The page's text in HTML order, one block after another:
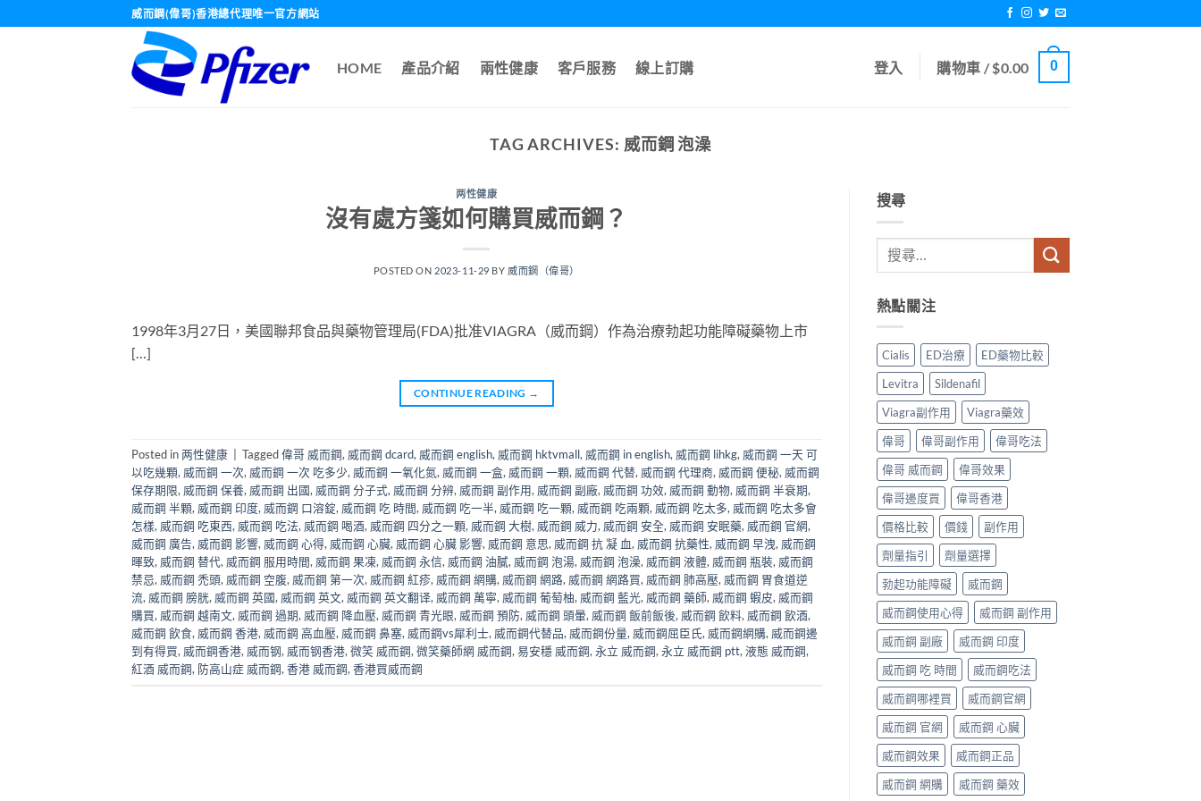
to
威而鋼(偉哥)香港總代理唯一官方網站
HOME 產品介紹 兩性健康 客戶服務 線上訂購 登入 購物車 /$0.00 0
TAG ARCHIVES: 威而鋼 泡澡
两性健康
沒有處方箋如何購買威而鋼？
POSTED ON 2023-11-29 BY 威而鋼（偉哥）
1998年3月27日，美國聯邦食品與藥物管理局(FDA)批准VIAGRA（威而鋼）作為治療勃起功能障礙藥物上市
[…]
CONTINUE READING →
Posted in两性健康 Tagged偉哥 威而鋼, 威而鋼 dcard, 威而鋼 english, 威而鋼 hktvmall, 威而鋼 in english, 威而鋼 lihkg, 威而鋼 一天 可
以吃幾顆, 威而鋼 一次, 威而鋼 一次 吃多少, 威而鋼 一氧化氮, 威而鋼 一盒, 威而鋼 一顆, 威而鋼 代替, 威而鋼 代理商, 威而鋼 便秘, 威而鋼
保存期限, 威而鋼 保養, 威而鋼 出國, 威而鋼 分子式, 威而鋼 分辨, 威而鋼 副作用, 威而鋼 副廠, 威而鋼 功效, 威而鋼 動物, 威而鋼 半衰期,
威而鋼 半顆, 威而鋼 印度, 威而鋼 口溶錠, 威而鋼 吃 時間, 威而鋼 吃一半, 威而鋼 吃一顆, 威而鋼 吃兩顆, 威而鋼 吃太多, 威而鋼 吃太多會
怎樣, 威而鋼 吃東西, 威而鋼 吃法, 威而鋼 喝酒, 威而鋼 四分之一顆, 威而鋼 大樹, 威而鋼 威力, 威而鋼 安全, 威而鋼 安眠藥, 威而鋼 官網,
威而鋼 廣告, 威而鋼 影響, 威而鋼 心得, 威而鋼 心臟, 威而鋼 心臟 影響, 威而鋼 意思, 威而鋼 抗 凝 血, 威而鋼 抗藥性, 威而鋼 早洩, 威而鋼
暉致, 威而鋼 替代, 威而鋼 服用時間, 威而鋼 果凍, 威而鋼 永信, 威而鋼 油膩, 威而鋼 泡湯, 威而鋼 泡澡, 威而鋼 液體, 威而鋼 瓶裝, 威而鋼
禁忌, 威而鋼 禿頭, 威而鋼 空腹, 威而鋼 第一次, 威而鋼 紅疹, 威而鋼 網購, 威而鋼 網路, 威而鋼 網路買, 威而鋼 肺高壓, 威而鋼 胃食道逆
流, 威而鋼 膀胱, 威而鋼 英國, 威而鋼 英文, 威而鋼 英文翻译, 威而鋼 萬寧, 威而鋼 葡萄柚, 威而鋼 藍光, 威而鋼 藥師, 威而鋼 蝦皮, 威而鋼
購買, 威而鋼 越南文, 威而鋼 過期, 威而鋼 降血壓, 威而鋼 青光眼, 威而鋼 預防, 威而鋼 頭暈, 威而鋼 飯前飯後, 威而鋼 飲料, 威而鋼 飲酒,
威而鋼 飲食, 威而鋼 香港, 威而鋼 高血壓, 威而鋼 鼻塞, 威而鋼vs犀利士, 威而鋼代替品, 威而鋼份量, 威而鋼屈臣氏, 威而鋼網購, 威而鋼邊
到有得買, 威而鋼香港, 威而钢, 威而钢香港, 微笑 威而鋼, 微笑藥師網 威而鋼, 易安穩 威而鋼, 永立 威而鋼, 永立 威而鋼 ptt, 液態 威而鋼,
紅酒 威而鋼, 防高山症 威而鋼, 香港 威而鋼, 香港買威而鋼
搜尋
熱點關注
Cialis ED治療
ED藥物比較
Levitra
Sildenafil
Viagra副作用
Viagra藥效
偉哥
偉哥副作用
偉哥吃法
偉哥 威而鋼
偉哥效果
偉哥邊度買
偉哥香港
價格比較
價錢
副作用
劑量指引
劑量選擇
勃起功能障礙
威而鋼
威而鋼使用心得
威而鋼 副作用
威而鋼 副廠
威而鋼 印度
威而鋼 吃 時間
威而鋼吃法
威而鋼哪裡買
威而鋼官網
威而鋼 官網
威而鋼 心臟
威而鋼效果
威而鋼正品
威而鋼 網購
威而鋼 藥效